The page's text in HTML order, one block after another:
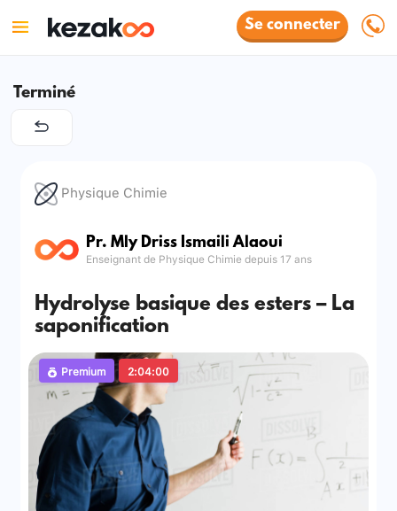
Se connecter
Terminé
Physique Chimie
Pr. Mly Driss Ismaili Alaoui
Enseignant de Physique Chimie depuis 17 ans
Hydrolyse basique des esters – La
saponification
Premium 2:04:00